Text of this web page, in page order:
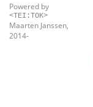
Powered by
<TEI:TOK>
Maarten Janssen,
2014-